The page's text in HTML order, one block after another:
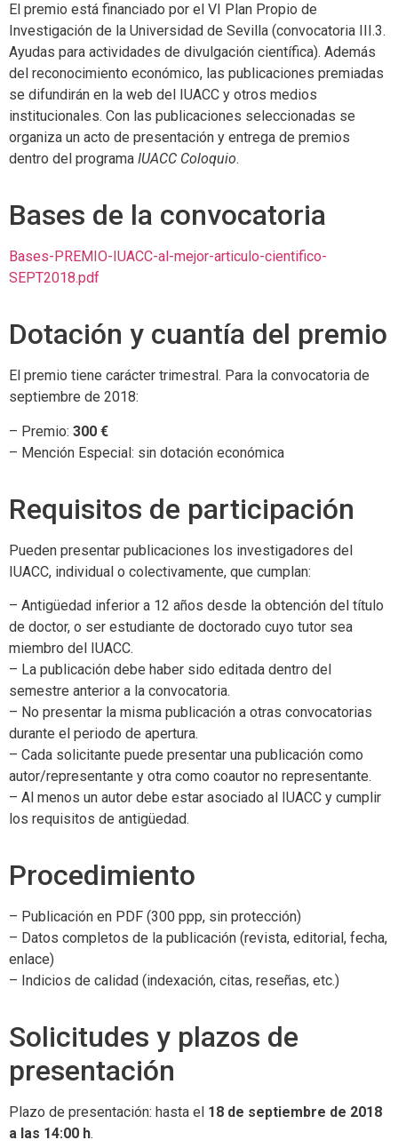
El premio está financiado por el VI Plan Propio de
Investigación de la Universidad de Sevilla (convocatoria III.3.
Ayudas para actividades de divulgación científica). Además
del reconocimiento económico, las publicaciones premiadas
se difundirán en la web del IUACC y otros medios
institucionales. Con las publicaciones seleccionadas se
organiza un acto de presentación y entrega de premios
dentro del programa IUACC Coloquio.
Bases de la convocatoria
Bases-PREMIO-IUACC-al-mejor-articulo-cientifico-
SEPT2018.pdf
Dotación y cuantía del premio
El premio tiene carácter trimestral. Para la convocatoria de
septiembre de 2018:
– Premio: 300 €
– Mención Especial: sin dotación económica
Requisitos de participación
Pueden presentar publicaciones los investigadores del
IUACC, individual o colectivamente, que cumplan:
– Antigüedad inferior a 12 años desde la obtención del título
de doctor, o ser estudiante de doctorado cuyo tutor sea
miembro del IUACC.
– La publicación debe haber sido editada dentro del
semestre anterior a la convocatoria.
– No presentar la misma publicación a otras convocatorias
durante el periodo de apertura.
– Cada solicitante puede presentar una publicación como
autor/representante y otra como coautor no representante.
– Al menos un autor debe estar asociado al IUACC y cumplir
los requisitos de antigüedad.
Procedimiento
– Publicación en PDF (300 ppp, sin protección)
– Datos completos de la publicación (revista, editorial, fecha,
enlace)
– Indicios de calidad (indexación, citas, reseñas, etc.)
Solicitudes y plazos de
presentación
Plazo de presentación: hasta el 18 de septiembre de 2018
a las 14:00 h.